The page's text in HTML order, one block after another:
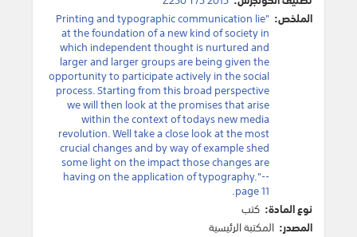
الملخص: "Printing and typographic communication lie
at the foundation of a new kind of society in
which independent thought is nurtured and
larger and larger groups are being given the
opportunity to participate actively in the social
process. Starting from this broad perspective
we will then look at the promises that arise
within the context of todays new media
revolution. Well take a close look at the most
crucial changes and by way of example shed
some light on the impact those changes are
having on the application of typography."--
page 11.
نوع المادة: كتب
المصدر: المكتبة الرئيسية